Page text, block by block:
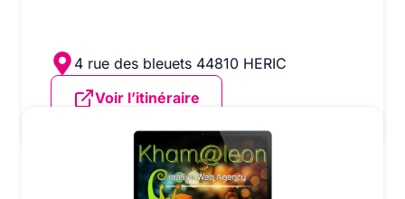
4 rue des bleuets 44810 HERIC
Voir l’itinéraire